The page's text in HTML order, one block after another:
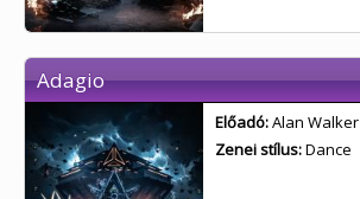
Adagio
Előadó:Alan Walker
Zenei stílus:Dance